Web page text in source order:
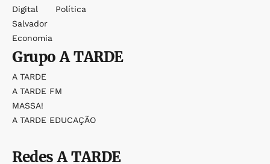
Digital
Salvador
Economia
Política
GrupoA TARDE
A TARDE
A TARDE FM
MASSA!
A TARDE EDUCAÇÃO
RedesA TARDE